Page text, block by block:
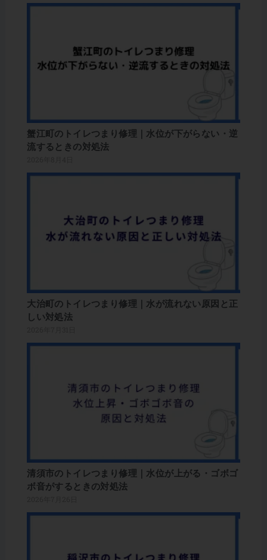
蟹江町のトイレつまり修理｜水位が下がらない・逆
流するときの対処法
大治町のトイレつまり修理｜水が流れない原因と正
しい対処法
清須市のトイレつまり修理｜水位が上がる・ゴボゴ
ボ音がするときの対処法